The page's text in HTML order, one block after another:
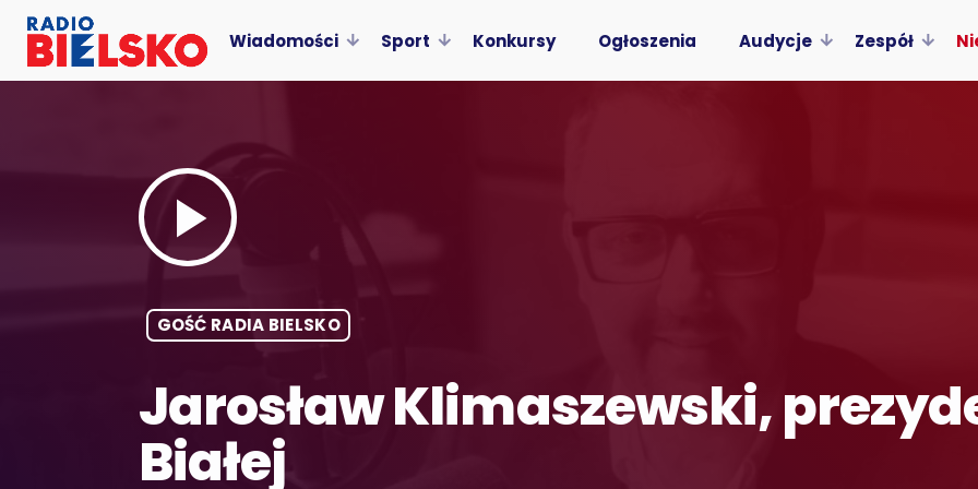
Wiadomości Sport Konkursy Ogłoszenia Audycje Zespół
play_arrow
GOŚĆ RADIA BIELSKO
Jarosław Klimaszewski,
Białej